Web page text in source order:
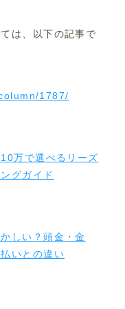
は、以下の記事で
1787/
万で選べるリーズ
グガイド
しい？頭金・金
いとの違い